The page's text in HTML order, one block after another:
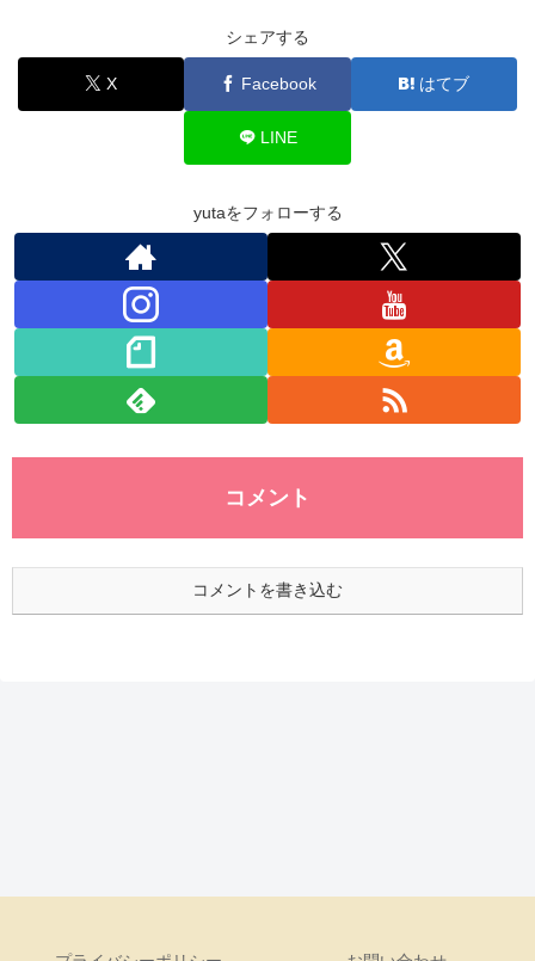
e
b
er
e
dI
at
s
A
p
p
ck
et
シェアする
X Facebook はてブ
LINE
yutaをフォローする
コメント
コメントを書き込む